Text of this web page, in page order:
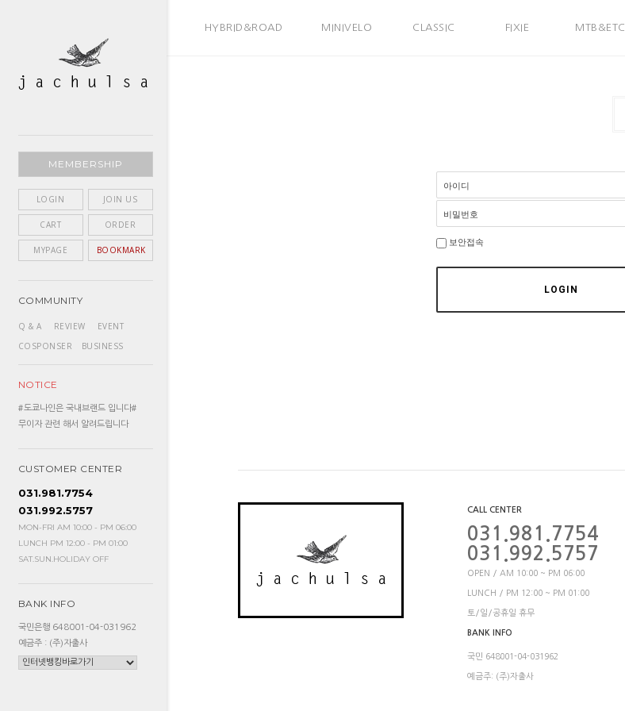
HYBRID&ROAD MINIVELO CLASSIC FIXIE MTB&ETC
MEMBERSHIP
LOGIN JOIN US
CART ORDER
MYPAGE BOOKMARK
COMMUNITY
Q & A REVIEW
EVENT
COSPONSER
BUSINESS
NOTICE
#도쿄나인은 국내브랜드 입니다#
무이자 관련 해서 알려드립니다
CUSTOMER CENTER
031.981.7754
031.992.5757
MON-FRI AM 10:00 - PM 06:00
LUNCH PM 12:00 - PM 01:00
SAT.SUN.HOLIDAY OFF
BANK INFO
국민은행 648001-04-031962
예금주 : (주)자출사
아이디
비밀번호
LOGIN
보안접속
CALL CENTER
031.981.7754
031.992.5757
OPEN / AM 10:00 ~ PM 06:00
LUNCH / PM 12:00 ~ PM 01:00
토/일/공휴일 휴무
BANK INFO
국민 648001-04-031962
예금주: (주)자출사